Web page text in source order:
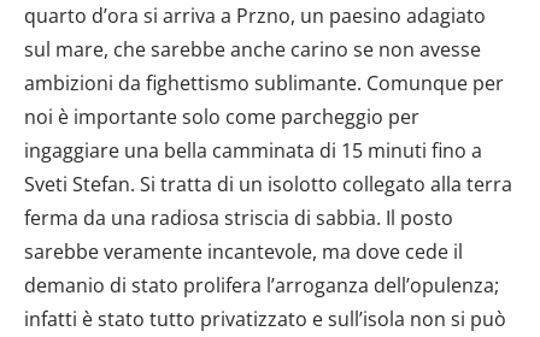
quarto d’ora si arriva a Przno, un paesino adagiato
sul mare, che sarebbe anche carino se non avesse
ambizioni da fighettismo sublimante. Comunque per
noi è importante solo come parcheggio per
ingaggiare una bella camminata di 15 minuti fino a
Sveti Stefan. Si tratta di un isolotto collegato alla terra
ferma da una radiosa striscia di sabbia. Il posto
sarebbe veramente incantevole, ma dove cede il
demanio di stato prolifera l’arroganza dell’opulenza;
infatti è stato tutto privatizzato e sull’isola non si può